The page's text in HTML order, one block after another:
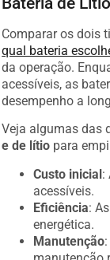
Comparar os dois
qual bateria
da operação.
acessíveis, as
desempenho a
Veja algumas das
e de lítio para
Custo inicial
acessíveis.
Eficiência
:
energética.
Manutenção
manutenção